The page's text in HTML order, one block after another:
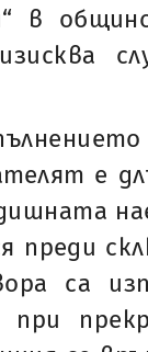
в
е
преди
са
при